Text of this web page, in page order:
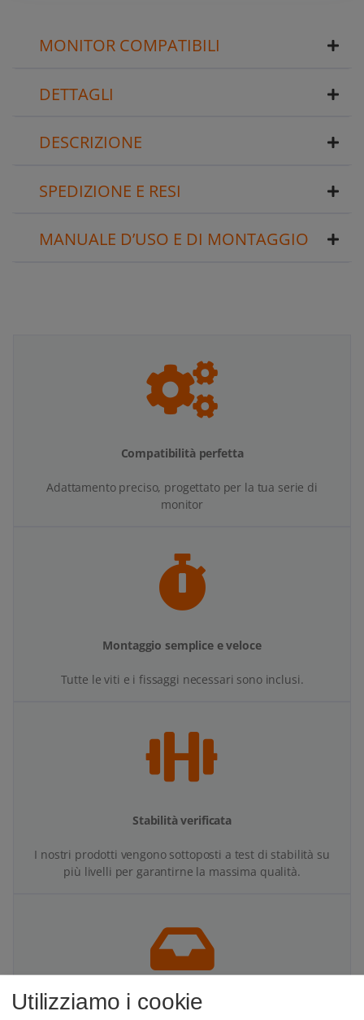
MONITOR COMPATIBILI
DETTAGLI
DESCRIZIONE
SPEDIZIONE E RESI
MANUALE D’USO E DI MONTAGGIO
Compatibilità perfetta
Adattamento preciso, progettato per la tua serie di
monitor
Montaggio semplice e veloce
Tutte le viti e i fissaggi necessari sono inclusi.
Stabilità verificata
I nostri prodotti vengono sottoposti a test di stabilità su
più livelli per garantirne la massima qualità.
Più spazio sulla scrivania
Utilizziamo i cookie